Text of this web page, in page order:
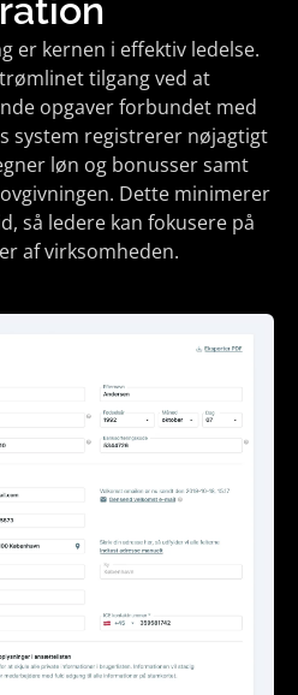
er kernen i effektiv ledelse.
tilgang ved at
opgaver forbundet med
system registrerer nøjagtigt
løn og bonusser samt
Dette minimerer
så ledere kan fokusere på
af virksomheden.